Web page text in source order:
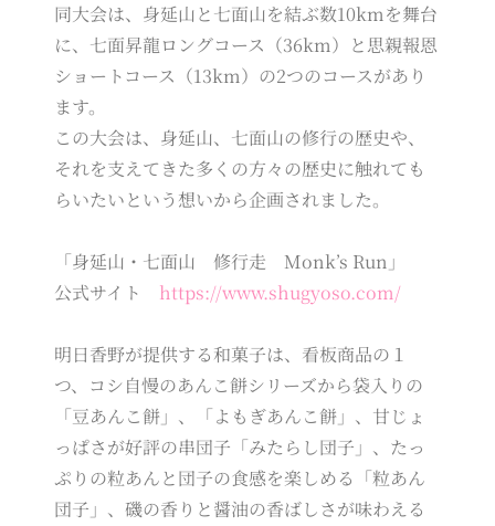
同大会は、身延山と七面山を結ぶ数10kmを舞台
に、七面昇龍ロングコース（36km）と思親報恩
ショートコース（13km）の2つのコースがあり
ます。
この大会は、身延山、七面山の修行の歴史や、
それを支えてきた多くの方々の歴史に触れても
らいたいという想いから企画されました。
「身延山・七面山 修行走 Monk’s Run」
公式サイト https://www.shugyoso.com/
明日香野が提供する和菓子は、看板商品の１
つ、コシ自慢のあんこ餅シリーズから袋入りの
「豆あんこ餅」、「よもぎあんこ餅」、甘じょ
っぱさが好評の串団子「みたらし団子」、たっ
ぷりの粒あんと団子の食感を楽しめる「粒あん
団子」、磯の香りと醤油の香ばしさが味わえる